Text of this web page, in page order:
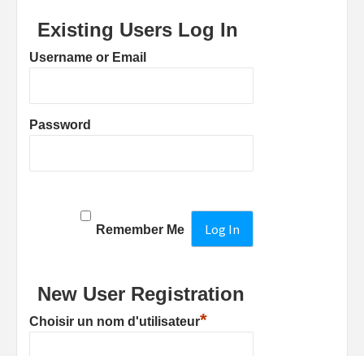
Existing Users Log In
Username or Email
Password
Remember Me
New User Registration
Choisir un nom d'utilisateur*